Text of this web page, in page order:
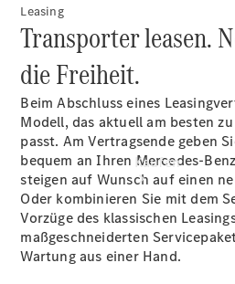
Kaufen
Leasing
Transporter leasen.
die Freiheit.
Beim Abschluss eines
Modell, das aktuell am besten
passt. Am Vertragsende geben
bequem an Ihren Mercedes-
steigen auf Wunsch auf einen
Oder kombinieren Sie mit dem
Vorzüge des klassischen
maßgeschneiderten
Wartung aus einer Hand.